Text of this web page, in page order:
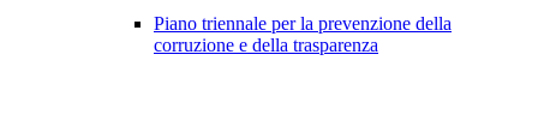
Piano triennale per la prevenzione della
corruzione e della trasparenza